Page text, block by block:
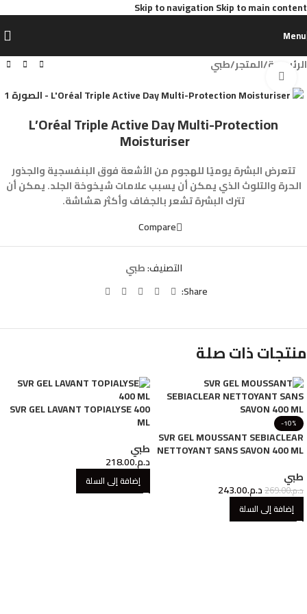
Skip to navigationSkip to main content
Menu
الرئيسية/المتجر/طبي
Click to enlarge
L’Oréal Triple Active Day Multi-Protection
Moisturiser
تتعرض البشرة يوميًا للهجوم من الأشعة فوق البنفسجية والجذور
الحرة والتلوث الذي يمكن أن يسبب علامات شيخوخة الجلد. يمكن أن
تترك البشرة تشعر بالجفاف وأكثر هشاشة.
Compare
التصنيف:طبي
Share:
منتجات ذات صلة
-10%
SVR GEL MOUSSANT SEBIACLEAR
NETTOYANT SANS SAVON 400 ML
طبي
د.م.269.00د.م.243.00
إضافة إلى السلة
SVR GEL LAVANT TOPIALYSE 400
ML
طبي
د.م.218.00
إضافة إلى السلة